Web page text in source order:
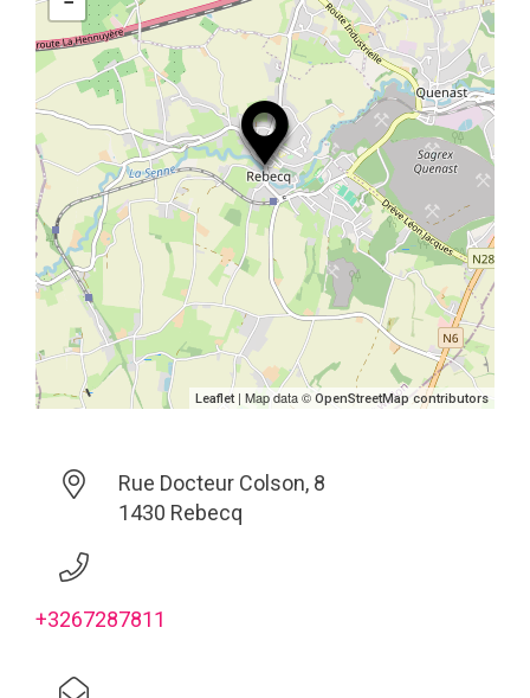
Leaflet | Map data © OpenStreetMap contributors
Rue Docteur Colson, 8
1430 Rebecq
+3267287811